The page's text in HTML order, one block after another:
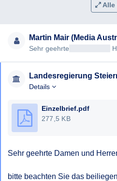
Alle
Sehr geehrte
Landesregierung
Details
Einzelbrief.pdf
277,5 KB
Sehr geehrte Damen und
bitte beachten Sie das